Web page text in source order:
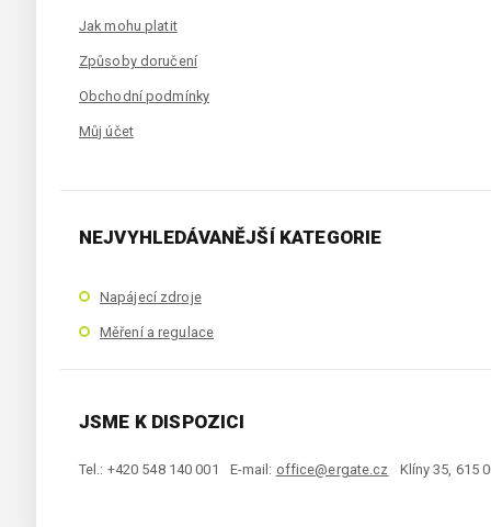
Jak mohu platit
Způsoby doručení
Obchodní podmínky
Můj účet
NEJVYHLEDÁVANĚJŠÍ KATEGORIE
Napájecí zdroje
Měření a regulace
JSME K DISPOZICI
Tel.: +420 548 140 001 E-mail: office@ergate.cz Klíny 35, 615